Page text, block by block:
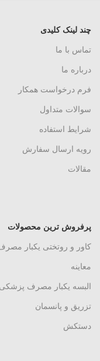
چند لینک کلیدی
تماس با ما
درباره ما
فرم درخواست همکار
سوالات متداول
شرایط استفاده
رویه ارسال سفارش
مقالات
پرفروش ترین محصولات
کاور و روتختی یکبار
معاینه
البسه یکبار مصرف پزشکی
تزریق و پانسمان
دستکش